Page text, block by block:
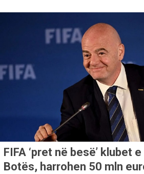
FIFA ‘pret në besë’ klubet
Botës, harrohen 50 mln